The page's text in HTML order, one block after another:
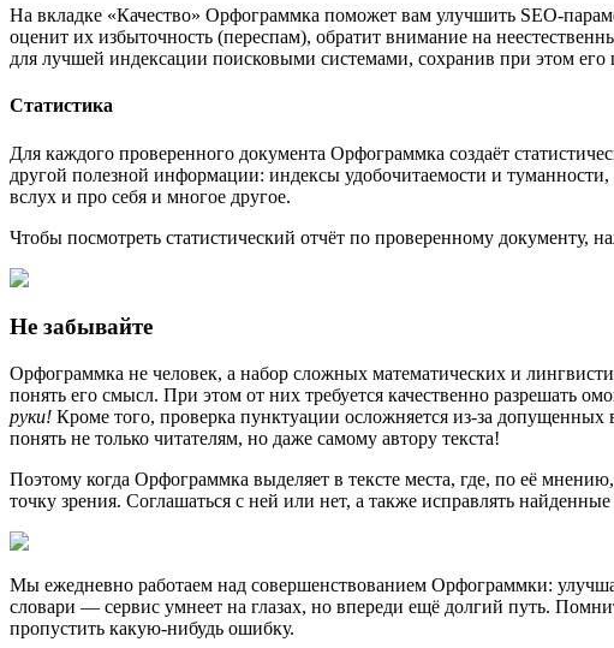
На вкладке «Качество» Орфограммка поможет вам улучшить SEO-
оценит их избыточность (переспам), обратит внимание на
для лучшей индексации поисковыми системами, сохранив при этом его
Статистика
Для каждого проверенного документа Орфограммка создаёт
другой полезной информации: индексы удобочитаемости и туманности,
вслух и про себя и многое другое.
Чтобы посмотреть статистический отчёт по проверенному документу,
Не забывайте
Орфограммка не человек, а набор сложных математических и
понять его смысл. При этом от них требуется качественно разрешать
руки! Кроме того, проверка пунктуации осложняется из-за допущенных
понять не только читателям, но даже самому автору текста!
Поэтому когда Орфограммка выделяет в тексте места, где, по её мнению,
точку зрения. Соглашаться с ней или нет, а также исправлять
Мы ежедневно работаем над совершенствованием Орфограммки:
словари — сервис умнеет на глазах, но впереди ещё долгий путь.
пропустить какую-нибудь ошибку.